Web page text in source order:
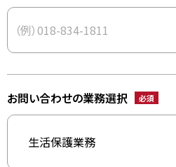
お問い合わせの業務選択 必須